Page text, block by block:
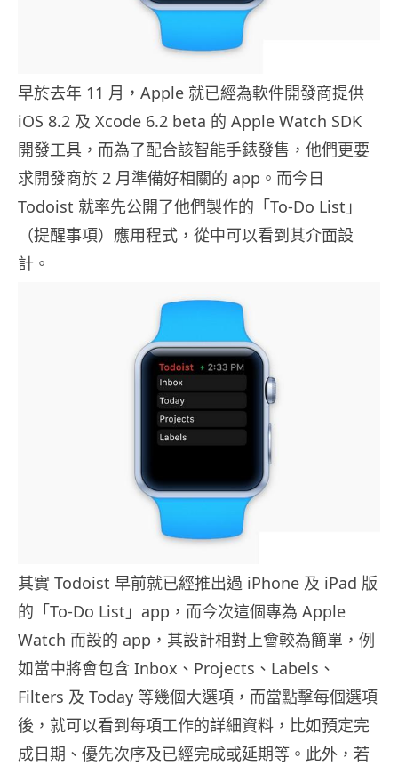
早於去年 11 月，Apple 就已經為軟件開發商提供
iOS 8.2 及 Xcode 6.2 beta 的 Apple Watch SDK
開發工具，而為了配合該智能手錶發售，他們更要
求開發商於 2 月準備好相關的 app。而今日
Todoist 就率先公開了他們製作的「To-Do List」
（提醒事項）應用程式，從中可以看到其介面設
計。
其實 Todoist 早前就已經推出過 iPhone 及 iPad 版
的「To-Do List」app，而今次這個專為 Apple
Watch 而設的 app，其設計相對上會較為簡單，例
如當中將會包含 Inbox、Projects、Labels、
Filters 及 Today 等幾個大選項，而當點擊每個選項
後，就可以看到每項工作的詳細資料，比如預定完
成日期、優先次序及已經完成或延期等。此外，若